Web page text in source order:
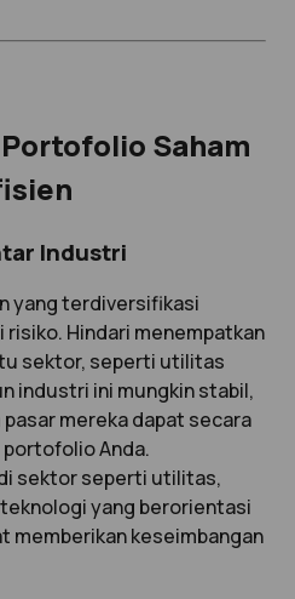
Saham
Industri
yang terdiversifikasi
risiko. Hindari menempatkan
sektor, seperti utilitas
industri ini mungkin stabil,
mereka dapat secara
Anda.
sektor seperti utilitas,
yang berorientasi
memberikan keseimbangan